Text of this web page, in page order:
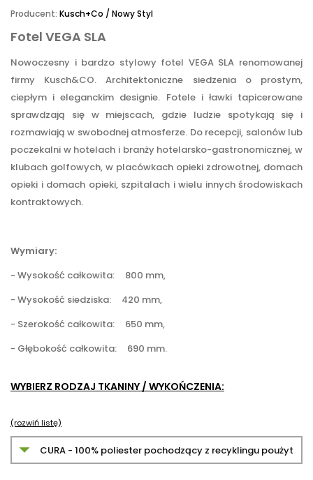
Producent: Kusch+Co / Nowy Styl
Fotel VEGA SLA
Nowoczesny i bardzo stylowy fotel VEGA SLA renomowanej
firmy Kusch&CO. Architektoniczne siedzenia o prostym,
ciepłym i eleganckim designie. Fotele i ławki tapicerowane
sprawdzają się w miejscach, gdzie ludzie spotykają się i
rozmawiają w swobodnej atmosferze. Do recepcji, salonów lub
poczekalni w hotelach i branży hotelarsko-gastronomicznej, w
klubach golfowych, w placówkach opieki zdrowotnej, domach
opieki i domach opieki, szpitalach i wielu innych środowiskach
kontraktowych.
Wymiary:
- Wysokość całkowita: 800 mm,
- Wysokość siedziska: 420 mm,
- Szerokość całkowita: 650 mm,
- Głębokość całkowita: 690 mm.
WYBIERZ RODZAJ TKANINY / WYKOŃCZENIA:
(rozwiń listę)